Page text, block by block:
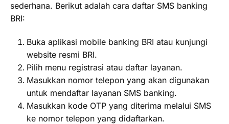
sederhana. Berikut adalah cara daftar SMS banking
BRI:
Buka aplikasi mobile banking BRI atau kunjungi
website resmi BRI.
Pilih menu registrasi atau daftar layanan.
Masukkan nomor telepon yang akan digunakan
untuk mendaftar layanan SMS banking.
Masukkan kode OTP yang diterima melalui SMS
ke nomor telepon yang didaftarkan.